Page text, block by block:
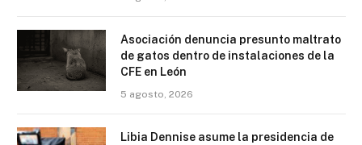
Asociación denuncia presunto maltrato
de gatos dentro de instalaciones de la
CFE en León
5 agosto, 2026
Libia Dennise asume la presidencia de